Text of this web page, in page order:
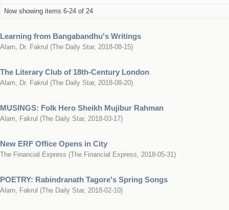
Now showing items 6-24 of 24
Learning from Bangabandhu's Writings
Alam, Dr. Fakrul (The Daily Star, 2018-08-15)
The Literary Club of 18th-Century London
Alam, Dr. Fakrul (The Daily Star, 2018-08-20)
MUSINGS: Folk Hero Sheikh Mujibur Rahman
Alam, Fakrul (The Daily Star, 2018-03-17)
New ERF Office Opens in City
The Financial Express (The Financial Express, 2018-05-31)
POETRY: Rabindranath Tagore's Spring Songs
Alam, Fakrul (The Daily Star, 2018-02-10)